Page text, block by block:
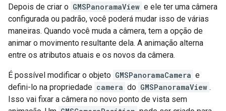
Depois de criar o GMSPanoramaView e ele ter uma câmera
configurada ou padrão, você poderá mudar isso de várias
maneiras. Quando você muda a câmera, tem a opção de
animar o movimento resultante dela. A animação alterna
entre os atributos atuais e os novos da câmera.
É possível modificar o objeto GMSPanoramaCamera e
defini-lo na propriedade camera do GMSPanoramaView .
Isso vai fixar a câmera no novo ponto de vista sem